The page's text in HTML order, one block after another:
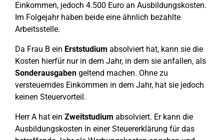
Einkommen, jedoch 4.500 Euro an Ausbildungskosten.
Im Folgejahr haben beide eine ähnlich bezahlte
Arbeitsstelle.
Da Frau B ein Erststudium absolviert hat, kann sie die
Kosten hierfür nur in dem Jahr, in dem sie anfallen, als
Sonderausgaben geltend machen. Ohne zu
versteuerndes Einkommen in dem Jahr, hat sie jedoch
keinen Steuervorteil.
Herr A hat ein Zweitstudium absolviert. Er kann die
Ausbildungskosten in einer Steuererklärung für das